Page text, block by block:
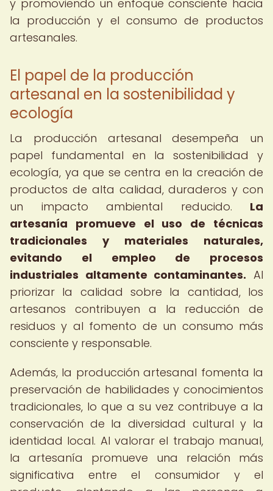
y promoviendo un enfoque consciente hacia
la producción y el consumo de productos
artesanales.
El papel de la producción
artesanal en la sostenibilidad y
ecología
La producción artesanal desempeña un
papel fundamental en la sostenibilidad y
ecología, ya que se centra en la creación de
productos de alta calidad, duraderos y con
un impacto ambiental reducido. La
artesanía promueve el uso de técnicas
tradicionales y materiales naturales,
evitando el empleo de procesos
industriales altamente contaminantes. Al
priorizar la calidad sobre la cantidad, los
artesanos contribuyen a la reducción de
residuos y al fomento de un consumo más
consciente y responsable.
Además, la producción artesanal fomenta la
preservación de habilidades y conocimientos
tradicionales, lo que a su vez contribuye a la
conservación de la diversidad cultural y la
identidad local. Al valorar el trabajo manual,
la artesanía promueve una relación más
significativa entre el consumidor y el